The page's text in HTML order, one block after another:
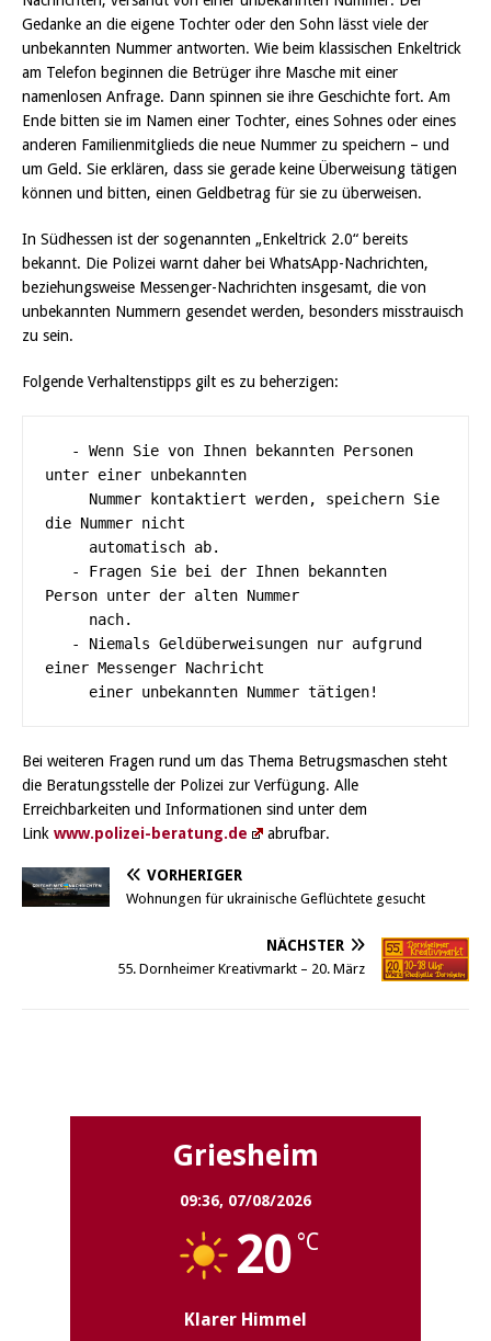
Gedanke an die eigene Tochter oder den Sohn lässt viele der
unbekannten Nummer antworten. Wie beim klassischen Enkeltrick
am Telefon beginnen die Betrüger ihre Masche mit einer
namenlosen Anfrage. Dann spinnen sie ihre Geschichte fort. Am
Ende bitten sie im Namen einer Tochter, eines Sohnes oder eines
anderen Familienmitglieds die neue Nummer zu speichern – und
um Geld. Sie erklären, dass sie gerade keine Überweisung tätigen
können und bitten, einen Geldbetrag für sie zu überweisen.
In Südhessen ist der sogenannten „Enkeltrick 2.0“ bereits
bekannt. Die Polizei warnt daher bei WhatsApp-Nachrichten,
beziehungsweise Messenger-Nachrichten insgesamt, die von
unbekannten Nummern gesendet werden, besonders misstrauisch
zu sein.
Folgende Verhaltenstipps gilt es zu beherzigen:
unter einer unbekannten
die Nummer nicht
Person unter der alten Nummer
einer Messenger Nachricht
     einer unbekannten Nummer tätigen!
Bei weiteren Fragen rund um das Thema Betrugsmaschen steht
die Beratungsstelle der Polizei zur Verfügung. Alle
Erreichbarkeiten und Informationen sind unter dem
Link www.polizei-beratung.de abrufbar.
VORHERIGER
Wohnungen für ukrainische Geflüchtete gesucht
NÄCHSTER
55. Dornheimer Kreativmarkt – 20. März
Griesheim
09:36, 07/08/2026
20 °C
Klarer Himmel